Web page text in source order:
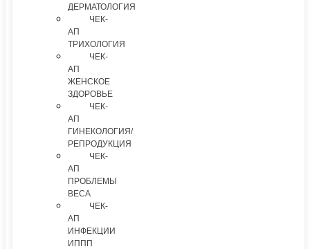
ДЕРМАТОЛОГИЯ
ЧЕК-
АП
ТРИХОЛОГИЯ
ЧЕК-
АП
ЖЕНСКОЕ
ЗДОРОВЬЕ
ЧЕК-
АП
ГИНЕКОЛОГИЯ/
РЕПРОДУКЦИЯ
ЧЕК-
АП
ПРОБЛЕМЫ
ВЕСА
ЧЕК-
АП
ИНФЕКЦИИ
ИППП